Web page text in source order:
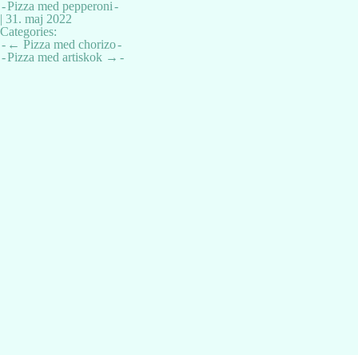
Pizza med pepperoni
| 31. maj 2022
Categories:
Indlægsnavigation
← Pizza med chorizo
Pizza med artiskok →